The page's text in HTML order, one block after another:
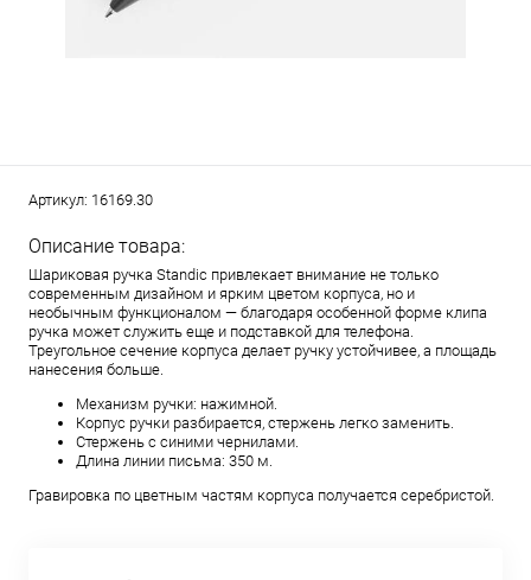
Артикул: 16169.30
Описание товара:
Шариковая ручка Standic привлекает внимание не только
современным дизайном и ярким цветом корпуса, но и
необычным функционалом — благодаря особенной форме клипа
ручка может служить еще и подставкой для телефона.
Треугольное сечение корпуса делает ручку устойчивее, а площадь
нанесения больше.
Механизм ручки: нажимной.
Корпус ручки разбирается, стержень легко заменить.
Стержень с синими чернилами.
Длина линии письма: 350 м.
Гравировка по цветным частям корпуса получается серебристой.